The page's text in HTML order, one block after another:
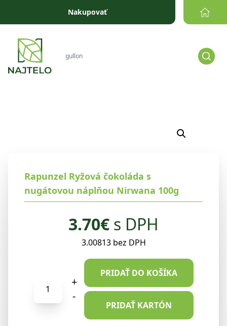
Nakupovať
Rapunzel Ryžová čokoláda s
nugátovou náplňou Nirwana 100g
3.70€ s DPH
3.00813 bez DPH
Rapunzel
Ryžová
+
-
PRIDAŤ DO KOŠÍKA
PRIDAŤ KARTÓN